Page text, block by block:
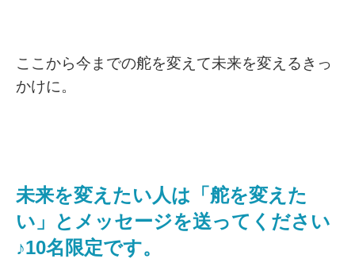
ここから今までの舵を変えて未来を変えるきっ
かけに。
未来を変えたい人は「舵を変えた
い」とメッセージを送ってください
♪10名限定です。